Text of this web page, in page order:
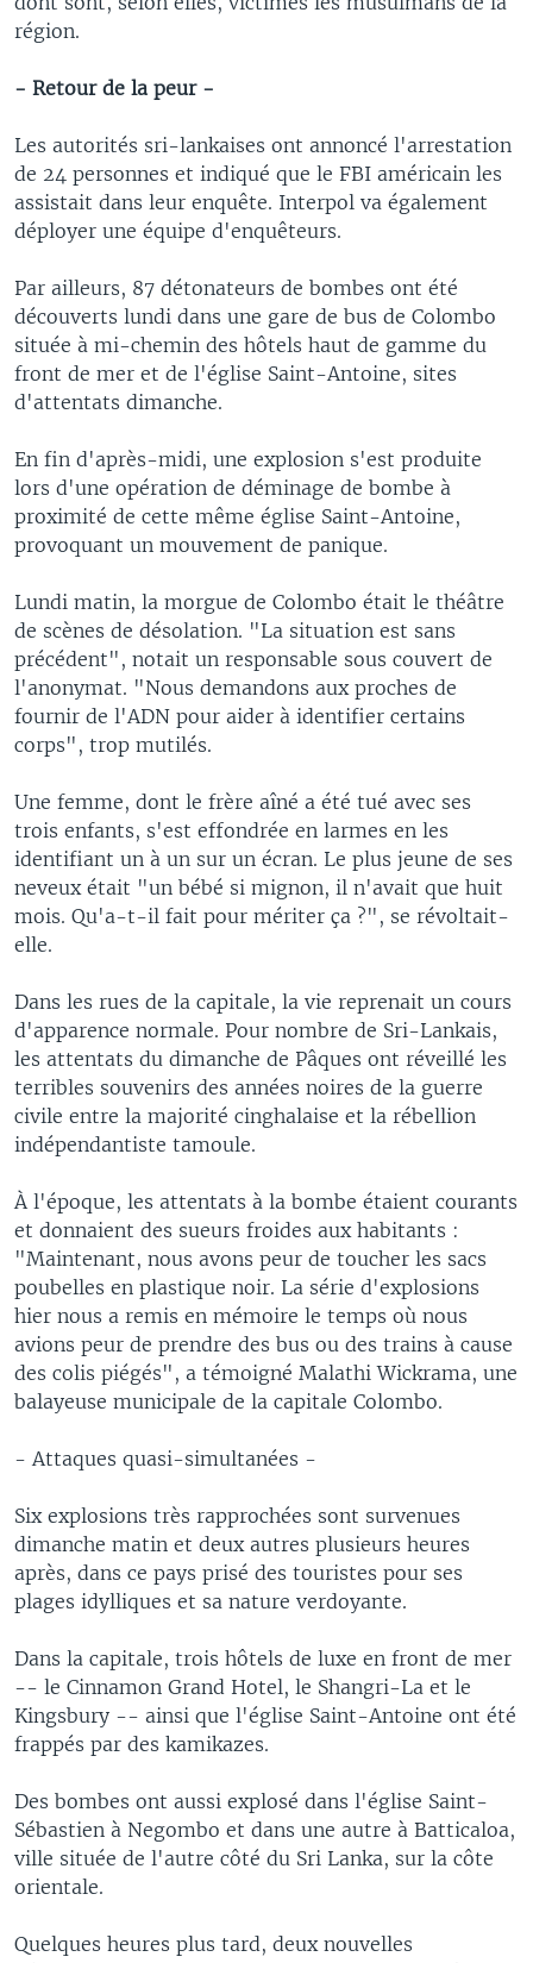
région.
- Retour de la peur -
Les autorités sri-lankaises ont annoncé l'arrestation
de 24 personnes et indiqué que le FBI américain les
assistait dans leur enquête. Interpol va également
déployer une équipe d'enquêteurs.
Par ailleurs, 87 détonateurs de bombes ont été
découverts lundi dans une gare de bus de Colombo
située à mi-chemin des hôtels haut de gamme du
front de mer et de l'église Saint-Antoine, sites
d'attentats dimanche.
En fin d'après-midi, une explosion s'est produite
lors d'une opération de déminage de bombe à
proximité de cette même église Saint-Antoine,
provoquant un mouvement de panique.
Lundi matin, la morgue de Colombo était le théâtre
de scènes de désolation. "La situation est sans
précédent", notait un responsable sous couvert de
l'anonymat. "Nous demandons aux proches de
fournir de l'ADN pour aider à identifier certains
corps", trop mutilés.
Une femme, dont le frère aîné a été tué avec ses
trois enfants, s'est effondrée en larmes en les
identifiant un à un sur un écran. Le plus jeune de ses
neveux était "un bébé si mignon, il n'avait que huit
mois. Qu'a-t-il fait pour mériter ça ?", se révoltait-
elle.
Dans les rues de la capitale, la vie reprenait un cours
d'apparence normale. Pour nombre de Sri-Lankais,
les attentats du dimanche de Pâques ont réveillé les
terribles souvenirs des années noires de la guerre
civile entre la majorité cinghalaise et la rébellion
indépendantiste tamoule.
À l'époque, les attentats à la bombe étaient courants
et donnaient des sueurs froides aux habitants :
"Maintenant, nous avons peur de toucher les sacs
poubelles en plastique noir. La série d'explosions
hier nous a remis en mémoire le temps où nous
avions peur de prendre des bus ou des trains à cause
des colis piégés", a témoigné Malathi Wickrama, une
balayeuse municipale de la capitale Colombo.
- Attaques quasi-simultanées -
Six explosions très rapprochées sont survenues
dimanche matin et deux autres plusieurs heures
après, dans ce pays prisé des touristes pour ses
plages idylliques et sa nature verdoyante.
Dans la capitale, trois hôtels de luxe en front de mer
-- le Cinnamon Grand Hotel, le Shangri-La et le
Kingsbury -- ainsi que l'église Saint-Antoine ont été
frappés par des kamikazes.
Des bombes ont aussi explosé dans l'église Saint-
Sébastien à Negombo et dans une autre à Batticaloa,
ville située de l'autre côté du Sri Lanka, sur la côte
orientale.
Quelques heures plus tard, deux nouvelles